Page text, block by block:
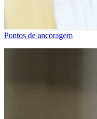
Pontos de ancoragem